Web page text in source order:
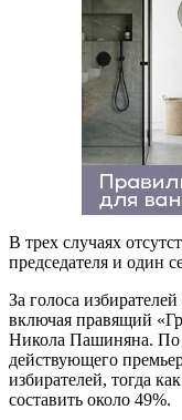
В трех случаях
председателя и один
За голоса
включая правящий
Никола Пашиняна. По
действующего
избирателей, тогда
составить около 49%.